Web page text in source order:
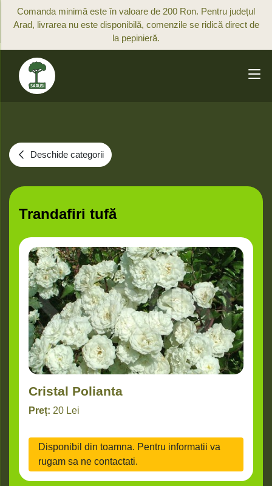
Comanda minimă este în valoare de 200 Ron. Pentru județul
Arad, livrarea nu este disponibilă, comenzile se ridică direct de
la pepinieră.
Deschide categorii
Trandafiri tufă
Cristal Polianta
Preț: 20 Lei
Disponibil din toamna. Pentru informatii va
rugam sa ne contactati.